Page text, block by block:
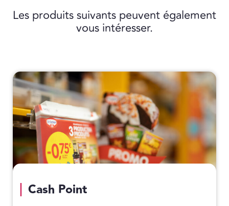
Les produits suivants peuvent également
vous intéresser.
Cash Point